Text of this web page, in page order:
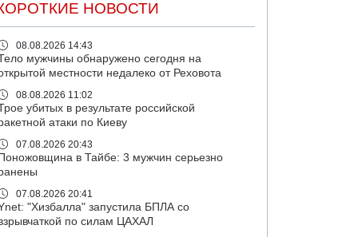
НОВОСТИ
08.08.2026 14:43
мужчины обнаружено сегодня на
местности недалеко от Реховота
08.08.2026 11:02
убитых в результате российской
атаки по Киеву
07.08.2026 20:43
Поножовщина в Тайбе: 3 мужчин серьезно
07.08.2026 20:41
"Хизбалла" запустила БПЛА со
по силам ЦАХАЛ